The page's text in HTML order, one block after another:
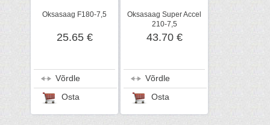
Oksasaag F180-7,5
25.65 €
Võrdle
Osta
Oksasaag Super Accel
210-7,5
43.70 €
Võrdle
Osta